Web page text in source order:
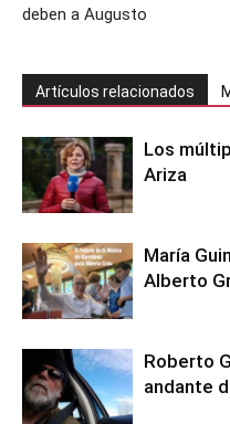
deben a Augusto
Artículos relacionados
Los
Ariza
María
Alberto
Roberto
andante